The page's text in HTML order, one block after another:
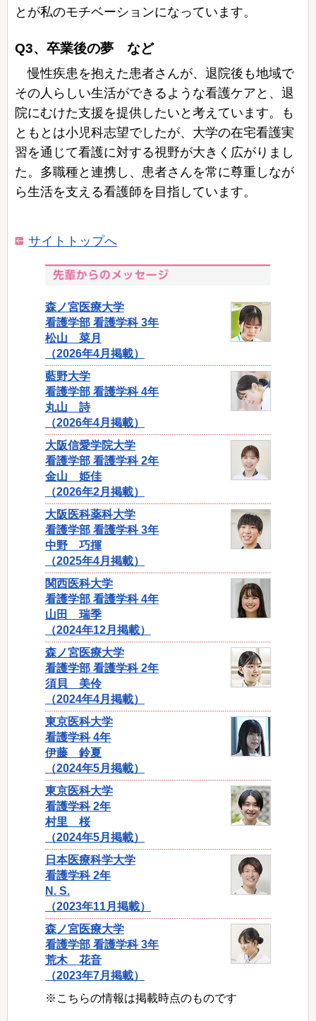
とが私のモチベーションになっています。
Q3、卒業後の夢 など
慢性疾患を抱えた患者さんが、退院後も地域で
その人らしい生活ができるような看護ケアと、退
院にむけた支援を提供したいと考えています。も
ともとは小児科志望でしたが、大学の在宅看護実
習を通じて看護に対する視野が大きく広がりまし
た。多職種と連携し、患者さんを常に尊重しなが
ら生活を支える看護師を目指しています。
サイトトップへ
森ノ宮医療大学
看護学部 看護学科 3年
松山 菜月
（2026年4月掲載）
藍野大学
看護学部 看護学科 4年
丸山 詩
（2026年4月掲載）
大阪信愛学院大学
看護学部 看護学科 2年
金山 姫佳
（2026年2月掲載）
大阪医科薬科大学
看護学部 看護学科 3年
中野 巧揮
（2025年4月掲載）
関西医科大学
看護学部 看護学科 4年
山田 瑞季
（2024年12月掲載）
森ノ宮医療大学
看護学部 看護学科 2年
須貝 美伶
（2024年4月掲載）
東京医科大学
看護学科 4年
伊藤 鈴夏
（2024年5月掲載）
東京医科大学
看護学科 2年
村里 桜
（2024年5月掲載）
日本医療科学大学
看護学科 2年
N. S.
（2023年11月掲載）
森ノ宮医療大学
看護学部 看護学科 3年
荒木 花音
（2023年7月掲載）
※こちらの情報は掲載時点のものです